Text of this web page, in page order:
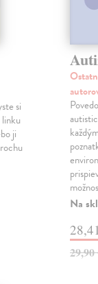
si
ji
Na
29,90